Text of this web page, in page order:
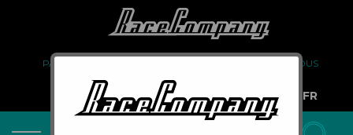
PARTENARIAT
À PROPOS DE NOUS
COMPTE PRO
FR